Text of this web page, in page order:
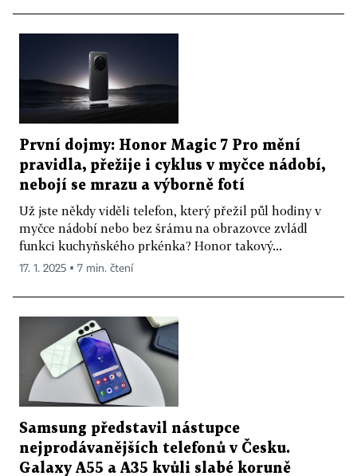
První dojmy: Honor Magic 7 Pro mění
pravidla, přežije i cyklus v myčce nádobí,
nebojí se mrazu a výborně fotí
Už jste někdy viděli telefon, který přežil půl hodiny v
myčce nádobí nebo bez šrámu na obrazovce zvládl
funkci kuchyňského prkénka? Honor takový...
17. 1. 2025 ▪ 7 min. čtení
Samsung představil nástupce
nejprodávanějších telefonů v Česku.
Galaxy A55 a A35 kvůli slabé koruně